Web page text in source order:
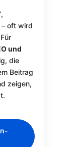
– oft wird
und
die
Beitrag
zeigen,